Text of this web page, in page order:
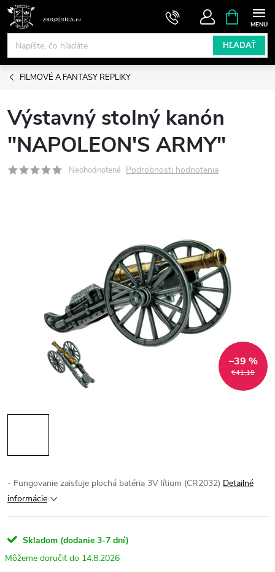
Prejsť
obsah
HĽADAŤ
KOŠÍK
FILMOVÉ A FANTASY REPLIKY
Výstavný stolný kanón
"NAPOLEON'S ARMY"
Neohodnotené Podrobnosti hodnotenia
€41,18
–39 %
- Fungovanie zaisťuje plochá batéria 3V lítium (CR2032) Detailné
informácie
Skladom (dodanie 3-7 dní)
14.8.2026